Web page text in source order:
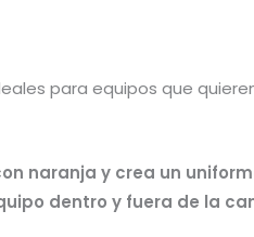
para equipos que
naranja y crea un
dentro y fuera de la